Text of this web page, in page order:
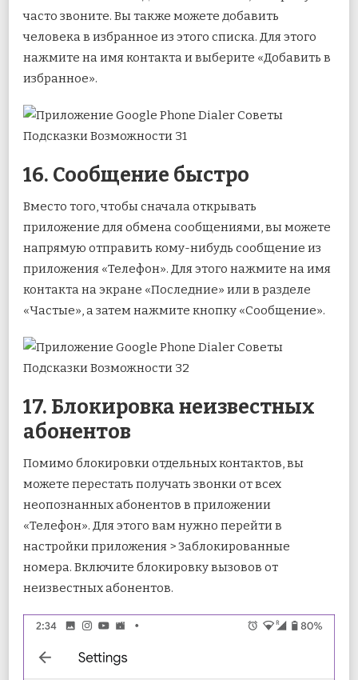
часто звоните. Вы также можете добавить
человека в избранное из этого списка. Для этого
нажмите на имя контакта и выберите «Добавить в
избранное».
16. Сообщение быстро
Вместо того, чтобы сначала открывать
приложение для обмена сообщениями, вы можете
напрямую отправить кому-нибудь сообщение из
приложения «Телефон». Для этого нажмите на имя
контакта на экране «Последние» или в разделе
«Частые», а затем нажмите кнопку «Сообщение».
17. Блокировка неизвестных
абонентов
Помимо блокировки отдельных контактов, вы
можете перестать получать звонки от всех
неопознанных абонентов в приложении
«Телефон». Для этого вам нужно перейти в
настройки приложения > Заблокированные
номера. Включите блокировку вызовов от
неизвестных абонентов.